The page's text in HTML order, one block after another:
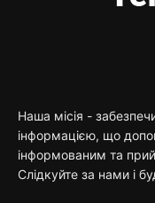
Наша місія -
інформацією, що
інформованим та
Слідкуйте за нами і